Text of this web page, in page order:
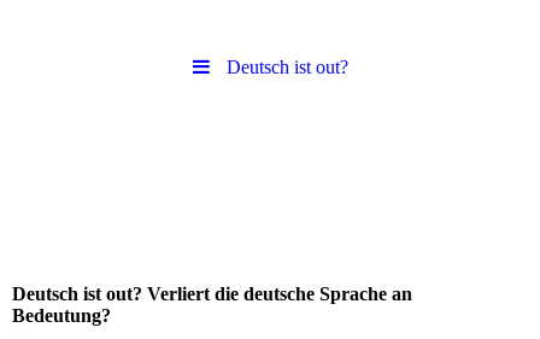
Deutsch ist out?
Deutsch ist out? Verliert die deutsche Sprache an
Bedeutung?